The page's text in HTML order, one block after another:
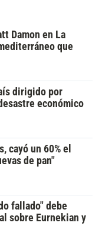
Damon en La
que
dirigido por
económico
cayó un 60% el
de pan"
fallado" debe
sobre Eurnekian y